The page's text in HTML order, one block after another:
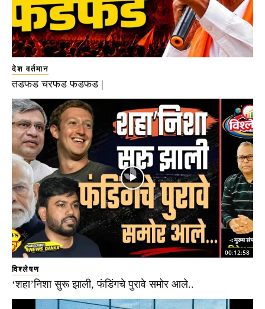
देश वर्तमान
तडफड चरफड फडफड |
00:12:58
विश्लेषण
‘शहा’निशा सुरू झाली, फंडिंगचे पुरावे समोर आले..